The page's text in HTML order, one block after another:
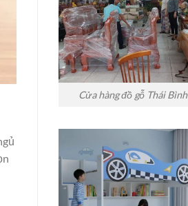
Cửa hàng đồ gỗ Thái Bình